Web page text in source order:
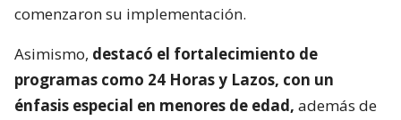
comenzaron su implementación.
Asimismo, destacó el fortalecimiento de
programas como 24 Horas y Lazos, con un
énfasis especial en menores de edad, además de